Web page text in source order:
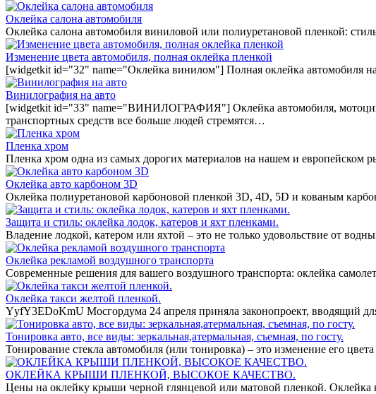
Оклейка салона автомобиля
Оклейка салона автомобиля виниловой или полиуретановой пленкой:
Изменение цвета автомобиля, полная оклейка пленкой
[widgetkit id="32" name="Оклейка винилом"] Полная оклейка автомобиля
Винилография на авто
[widgetkit id="33" name="ВИНИЛОГРАФИЯ"] Оклейка автомобиля,
транспортных средств все больше людей стремятся…
Пленка хром
Пленка хром одна из самых дорогих материалов на нашем и европейском
Оклейка авто карбоном 3D
Оклейка полиуретановой карбоновой пленкой 3D, 4D, 5D и кованым
Защита и стиль: оклейка лодок, катеров и яхт пленками.
Владение лодкой, катером или яхтой – это не только удовольствие от
Оклейка рекламой воздушного транспорта
Современные решения для вашего воздушного транспорта: оклейка
Оклейка такси желтой пленкой.
YyfY3EDoKmU Мосгордума 24 апреля приняла законопроект, вводящий
Тонировка авто, все виды: зеркальная,атермальная, съемная, по госту.
Тонирование стекла автомобиля (или тонировка) – это изменение его
ОКЛЕЙКА КРЫШИ ПЛЕНКОЙ, ВЫСОКОЕ КАЧЕСТВО.
Цены на оклейку крыши черной глянцевой или матовой пленкой.